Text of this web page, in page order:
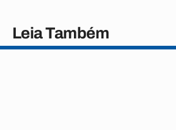
Leia Também